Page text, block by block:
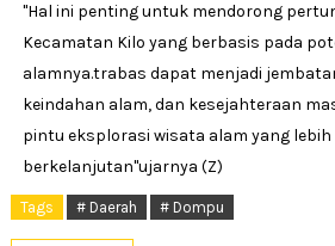
"Hal ini penting untuk mendorong
Kecamatan Kilo yang berbasis pada
alamnya.trabas dapat menjadi
keindahan alam, dan kesejahteraan
pintu eksplorasi wisata alam yang lebih
berkelanjutan"ujarnya (Z)
Tags # Daerah # Dompu